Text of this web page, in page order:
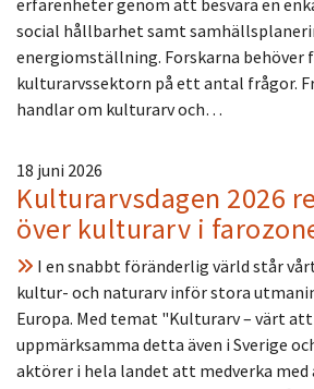
social hållbarhet samt
energiomställning. Forskarna behöver
kulturarvssektorn på ett antal frågor.
handlar om kulturarv och…
18 juni 2026
Kulturarvsdagen 2026
över kulturarv i
I en snabbt föränderlig värld står
kultur- och naturarv inför stora
Europa. Med temat "Kulturarv – värt att
uppmärksamma detta även i Sverige
aktörer i hela landet att medverka med